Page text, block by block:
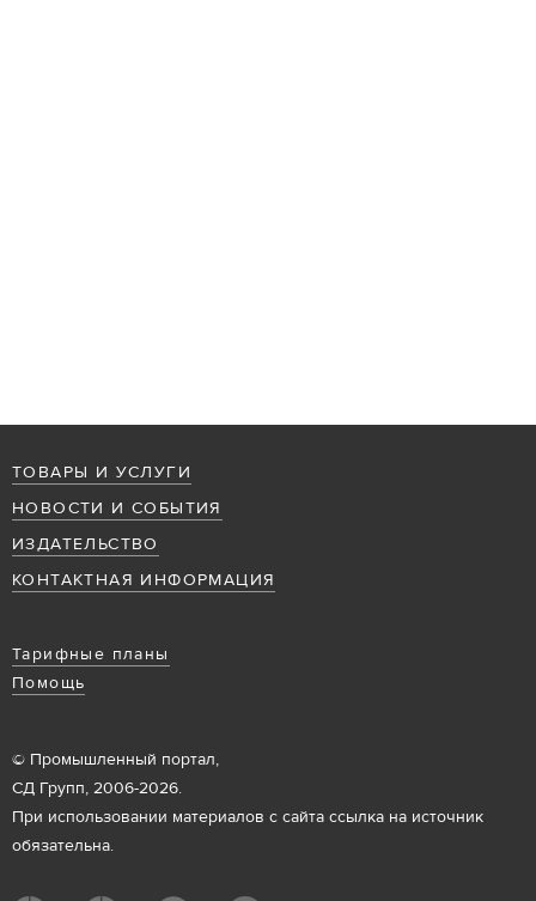
ТОВАРЫ И УСЛУГИ
НОВОСТИ И СОБЫТИЯ
ИЗДАТЕЛЬСТВО
КОНТАКТНАЯ ИНФОРМАЦИЯ
Тарифные планы
Помощь
© Промышленный портал,
СД Групп, 2006-2026.
При использовании материалов с сайта ссылка на источник
обязательна.